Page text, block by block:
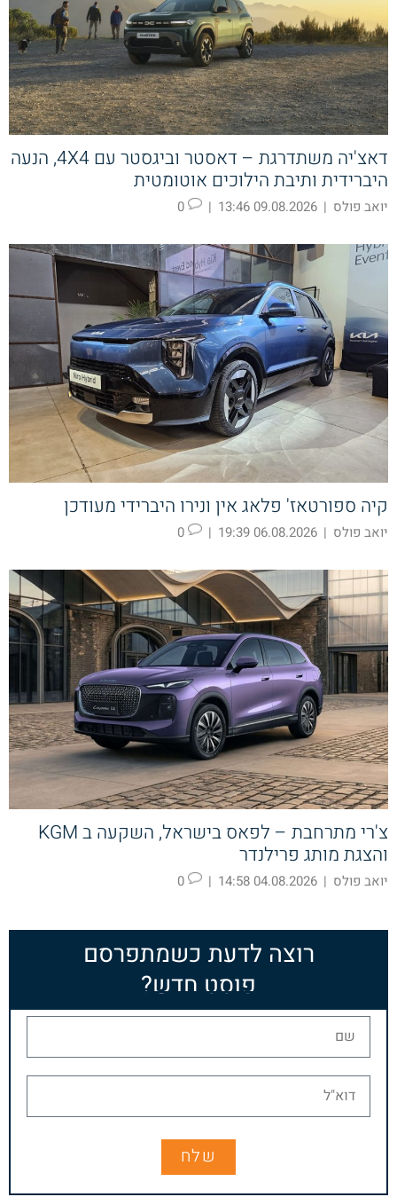
דאצ'יה משתדרגת – דאסטר וביגסטר עם 4X4, הנעה
היברידית ותיבת הילוכים אוטומטית
יואב פולס |
09.08.2026 13:46
|
קיה ספורטאז' פלאג אין ונירו היברידי מעודכן
יואב פולס |
06.08.2026 19:39
|
צ'רי מתרחבת – לפאס בישראל, השקעה ב KGM
והצגת מותג פרילנדר
יואב פולס |
04.08.2026 14:58
|
רוצה לדעת כשמתפרסם
פוסט חדש?
שלח